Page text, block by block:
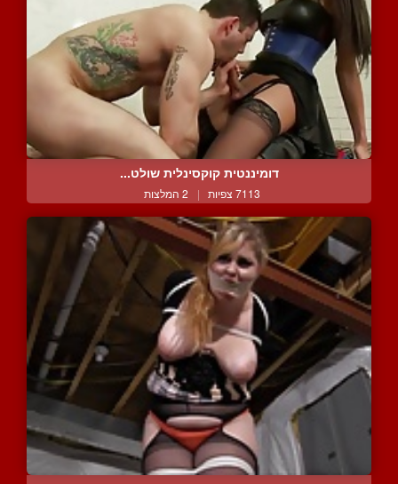
דומיננטית קוקסינלית שולט...
7113 צפיות | 2 המלצות